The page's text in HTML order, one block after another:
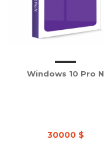
Windows 10 Pro N
30000 $